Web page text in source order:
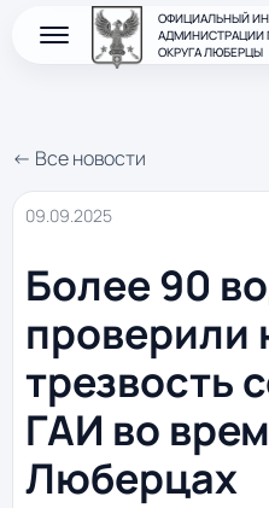
ОФИЦИАЛЬНЫЙ
АДМИНИСТРАЦИИ
ОКРУГА ЛЮБЕРЦЫ
← Все новости
09.09.2025
Более 90
проверили
трезвость
ГАИ во
Люберцах